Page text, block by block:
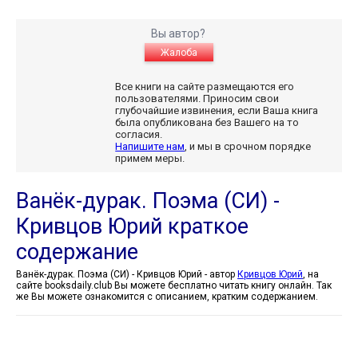
Вы автор?
Жалоба
Все книги на сайте размещаются его
пользователями. Приносим свои
глубочайшие извинения, если Ваша книга
была опубликована без Вашего на то
согласия.
Напишите нам, и мы в срочном порядке
примем меры.
Ванёк-дурак. Поэма (СИ) -
Кривцов Юрий краткое
содержание
Ванёк-дурак. Поэма (СИ) - Кривцов Юрий - автор Кривцов Юрий, на
сайте booksdaily.club Вы можете бесплатно читать книгу онлайн. Так
же Вы можете ознакомится с описанием, кратким содержанием.